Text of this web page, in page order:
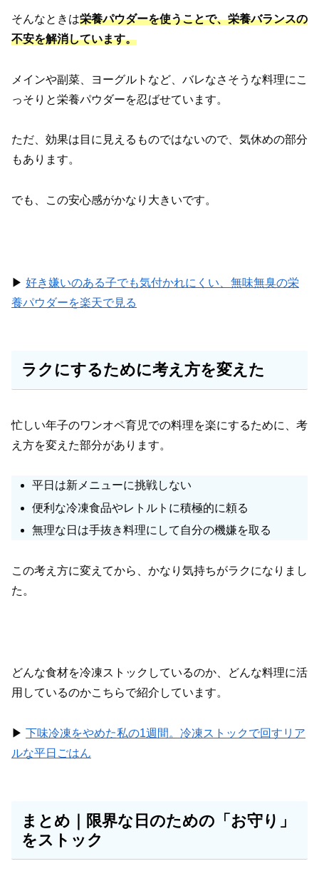
そんなときは栄養パウダーを使うことで、栄養バランスの
不安を解消しています。
メインや副菜、ヨーグルトなど、バレなさそうな料理にこ
っそりと栄養パウダーを忍ばせています。
ただ、効果は目に見えるものではないので、気休めの部分
もあります。
でも、この安心感がかなり大きいです。
▶︎ 好き嫌いのある子でも気付かれにくい、無味無臭の栄
養パウダーを楽天で見る
ラクにするために考え方を変えた
忙しい年子のワンオペ育児での料理を楽にするために、考
え方を変えた部分があります。
平日は新メニューに挑戦しない
便利な冷凍食品やレトルトに積極的に頼る
無理な日は手抜き料理にして自分の機嫌を取る
この考え方に変えてから、かなり気持ちがラクになりまし
た。
どんな食材を冷凍ストックしているのか、どんな料理に活
用しているのかこちらで紹介しています。
▶︎ 下味冷凍をやめた私の1週間。冷凍ストックで回すリア
ルな平日ごはん
まとめ｜限界な日のための「お守り」
をストック